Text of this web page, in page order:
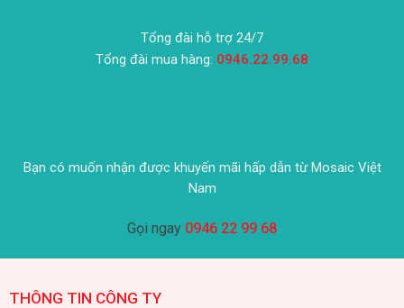
Tổng đài hỗ trợ 24/7
Tổng đài mua hàng: 0946.22.99.68
Bạn có muốn nhận được khuyến mãi hấp dẫn từ Mosaic Việt
Nam
Gọi ngay 0946 22 99 68
THÔNG TIN CÔNG TY